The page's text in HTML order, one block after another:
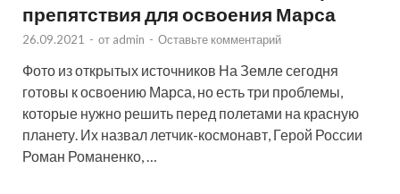
препятствия для освоения Марса
26.09.2021 - от admin - Оставьте комментарий
Фото из открытых источников На Земле сегодня
готовы к освоению Марса, но есть три проблемы,
которые нужно решить перед полетами на красную
планету. Их назвал летчик-космонавт, Герой России
Роман Романенко, …